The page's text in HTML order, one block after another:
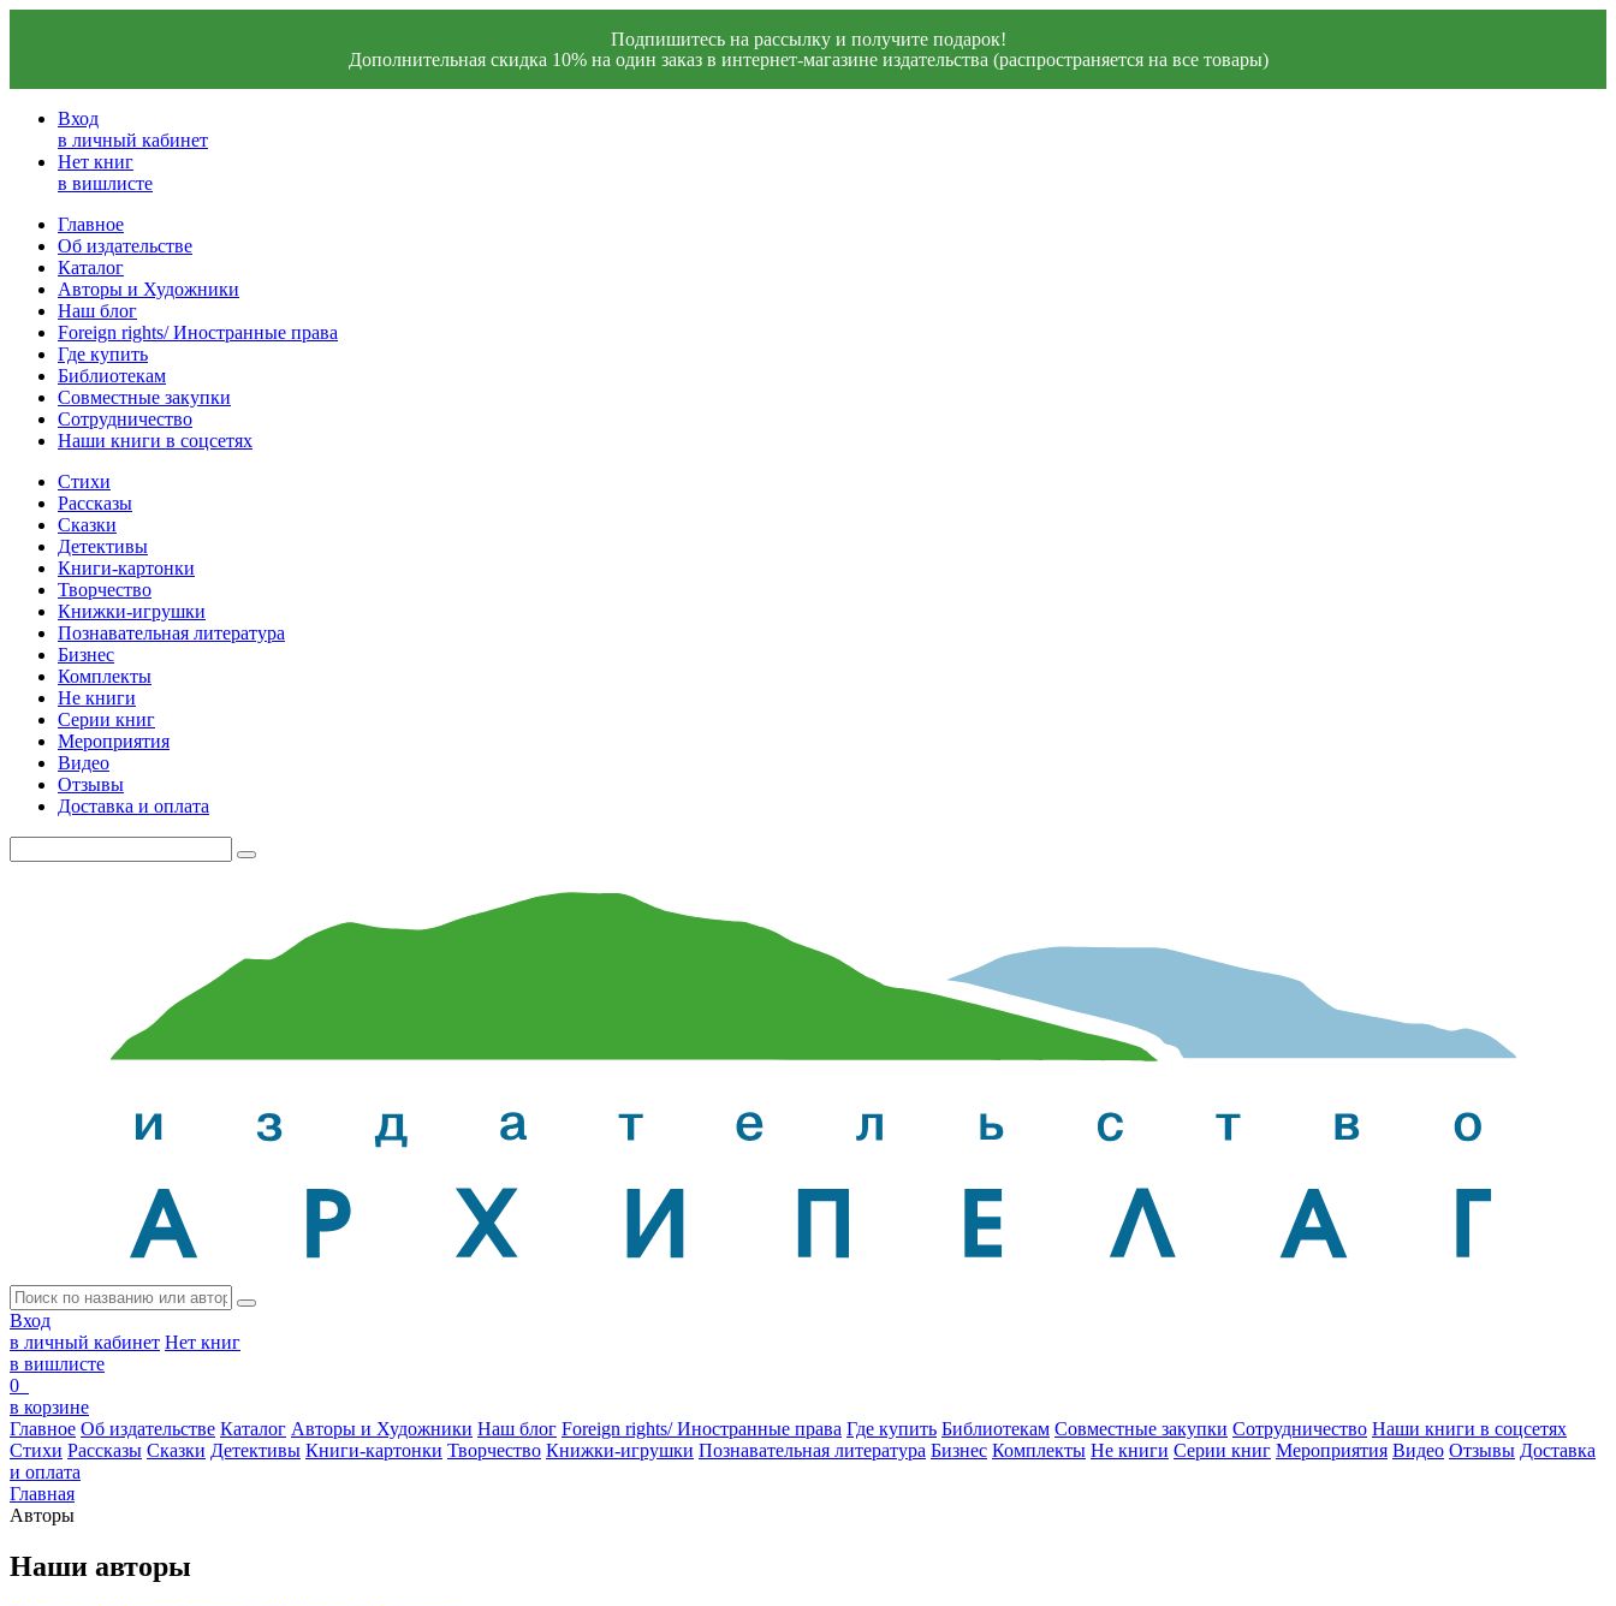
Подпишитесь на рассылку и получите подарок!
Дополнительная скидка 10% на один заказ в интернет-магазине издательства (распространяется на все товары)
Вход
в личный кабинет
Нет книг
в вишлисте
Главное
Об издательстве
Каталог
Авторы и Художники
Наш блог
Foreign rights/ Иностранные права
Где купить
Библиотекам
Совместные закупки
Сотрудничество
Наши книги в соцсетях
Стихи
Рассказы
Сказки
Детективы
Книги-картонки
Творчество
Книжки-игрушки
Познавательная литература
Бизнес
Комплекты
Не книги
Серии книг
Мероприятия
Видео
Отзывы
Доставка и оплата
Вход
в личный кабинет Нет книг
в вишлисте
0
в корзине
Главное Об издательстве Каталог Авторы и Художники Наш блог Foreign rights/ Иностранные права Где купить Библиотекам Совместные закупки Сотрудничество Наши книги в соцсетях
Стихи Рассказы Сказки Детективы Книги-картонки Творчество Книжки-игрушки Познавательная литература Бизнес Комплекты Не книги Серии книг Мероприятия Видео Отзывы Доставка
и оплата
Главная
Авторы
Наши авторы